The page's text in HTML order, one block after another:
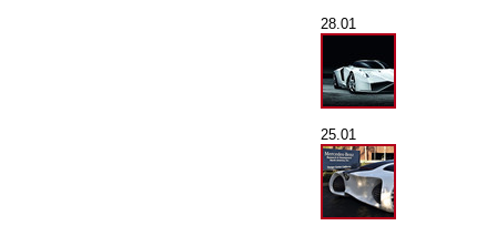
28.01
25.01